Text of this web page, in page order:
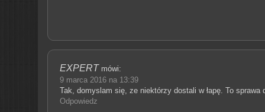
EXPERT mówi:
9 marca 2016 na 13:39
Tak, domyslam się, ze niektórzy dostali w łapę. To sprawa
Odpowiedz